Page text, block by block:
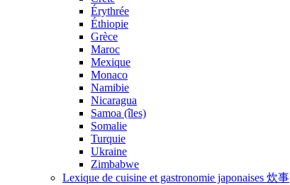
Érythrée
Éthiopie
Grèce
Maroc
Mexique
Monaco
Namibie
Nicaragua
Samoa (îles)
Somalie
Turquie
Ukraine
Zimbabwe
Lexique de cuisine et gastronomie japonaises 炊事